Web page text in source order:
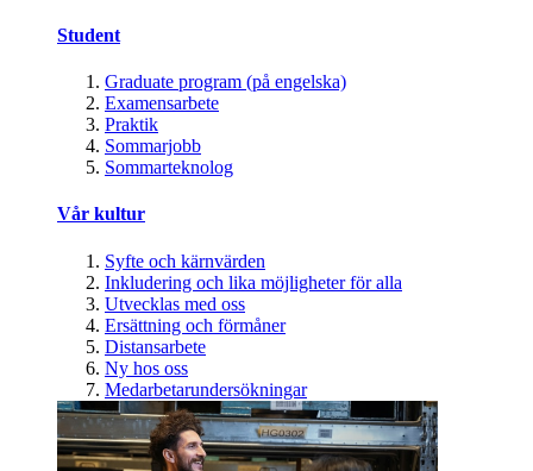
Student
Graduate program (på engelska)
Examensarbete
Praktik
Sommarjobb
Sommarteknolog
Vår kultur
Syfte och kärnvärden
Inkludering och lika möjligheter för alla
Utvecklas med oss
Ersättning och förmåner
Distansarbete
Ny hos oss
Medarbetarundersökningar